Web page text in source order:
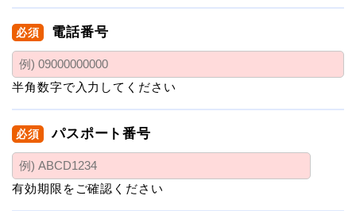
必須 電話番号
半角数字で入力してください
必須 パスポート番号
有効期限をご確認ください